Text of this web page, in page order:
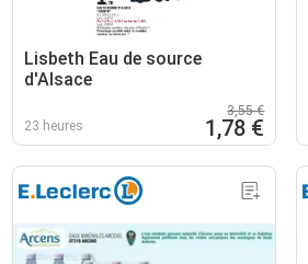
Lisbeth Eau de source
d'Alsace
23 heures
3,55 €
1,78 €